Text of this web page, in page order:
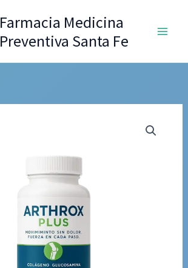
Farmacia Medicina
Preventiva Santa Fe